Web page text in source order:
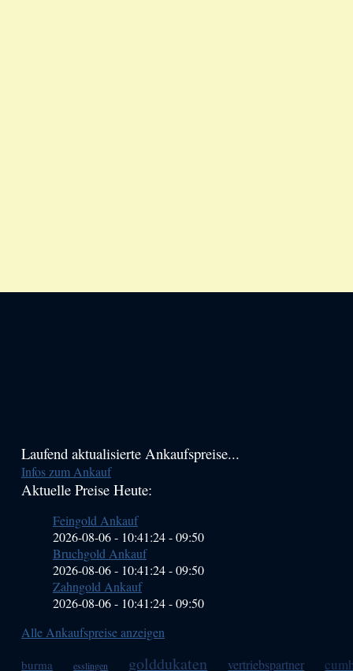
Haupt-
Sidebar
Laufend aktualisierte Ankaufspreise...
Infos zum Ankauf
Aktuelle Preise Heute:
Feingold Ankauf
2026-08-06 - 10:41:24-09:50
Bruchgold Ankauf
2026-08-06 - 10:41:24-09:50
Zahngold Ankauf
2026-08-06 - 10:41:24-09:50
Alle Ankaufspreise anzeigen
burma esslingen golddukaten vertriebspartner